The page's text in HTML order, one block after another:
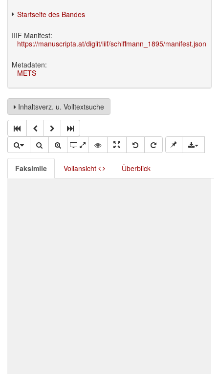
Startseite des Bandes
IIIF Manifest:
https://manuscripta.at/diglit/iiif/schiffmann_1895/manifest.json
Metadaten:
METS
Inhaltsverz. u. Volltextsuche
Faksimile Vollansicht Überblick